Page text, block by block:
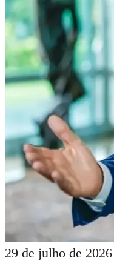
29 de julho de 2026